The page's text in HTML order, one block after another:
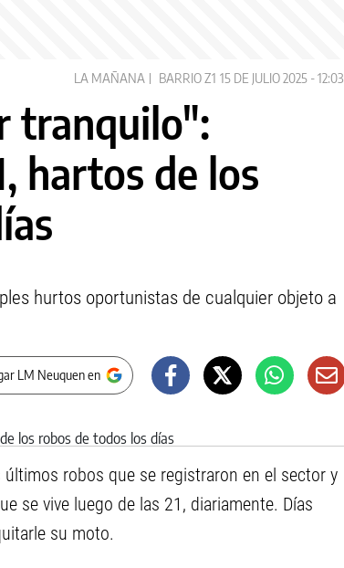
LA MAÑANA BARRIO Z1 15 DE JULIO 2025 - 12:03
tranquilo":
hartos de los
hurtos oportunistas de cualquier objeto a
LM Neuquen en
últimos robos que se registraron en el sector y
se vive luego de las 21, diariamente. Días
su moto.